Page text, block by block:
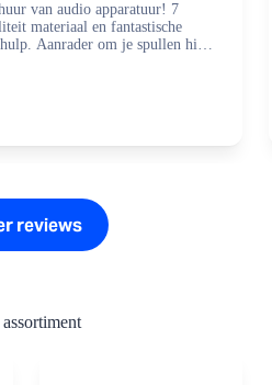
van audio apparatuur! 7
materiaal en fantastische
Aanrader om je spullen hier
reviews